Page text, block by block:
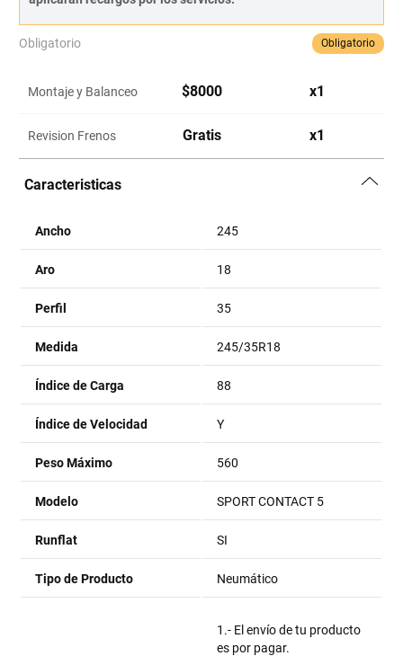
Obligatorio Obligatorio
Montaje y Balanceo $8000 x1
Revision Frenos Gratis x1
Caracteristicas
Ancho 245
Aro 18
Perfil 35
Medida 245/35R18
Índice de Carga 88
Índice de Velocidad Y
Peso Máximo 560
Modelo SPORT CONTACT 5
Runflat SI
Tipo de Producto Neumático
1.- El envío de tu producto
es por pagar.